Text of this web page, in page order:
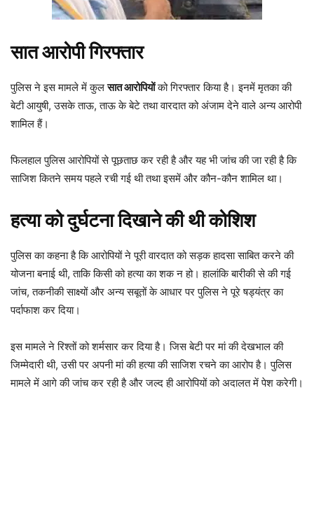
सात आरोपी गिरफ्तार
पुलिस ने इस मामले में कुलसात आरोपियोंको गिरफ्तार किया है। इनमें मृतका की
बेटी आयुषी, उसके ताऊ, ताऊ के बेटे तथा वारदात को अंजाम देने वाले अन्य आरोपी
शामिल हैं।
फिलहाल पुलिस आरोपियों से पूछताछ कर रही है और यह भी जांच की जा रही है कि
साजिश कितने समय पहले रची गई थी तथा इसमें और कौन-कौन शामिल था।
हत्या को दुर्घटना दिखाने की थी कोशिश
पुलिस का कहना है कि आरोपियों ने पूरी वारदात को सड़क हादसा साबित करने की
योजना बनाई थी, ताकि किसी को हत्या का शक न हो। हालांकि बारीकी से की गई
जांच, तकनीकी साक्ष्यों और अन्य सबूतों के आधार पर पुलिस ने पूरे षड्यंत्र का
पर्दाफाश कर दिया।
इस मामले ने रिश्तों को शर्मसार कर दिया है। जिस बेटी पर मां की देखभाल की
जिम्मेदारी थी, उसी पर अपनी मां की हत्या की साजिश रचने का आरोप है। पुलिस
मामले में आगे की जांच कर रही है और जल्द ही आरोपियों को अदालत में पेश करेगी।